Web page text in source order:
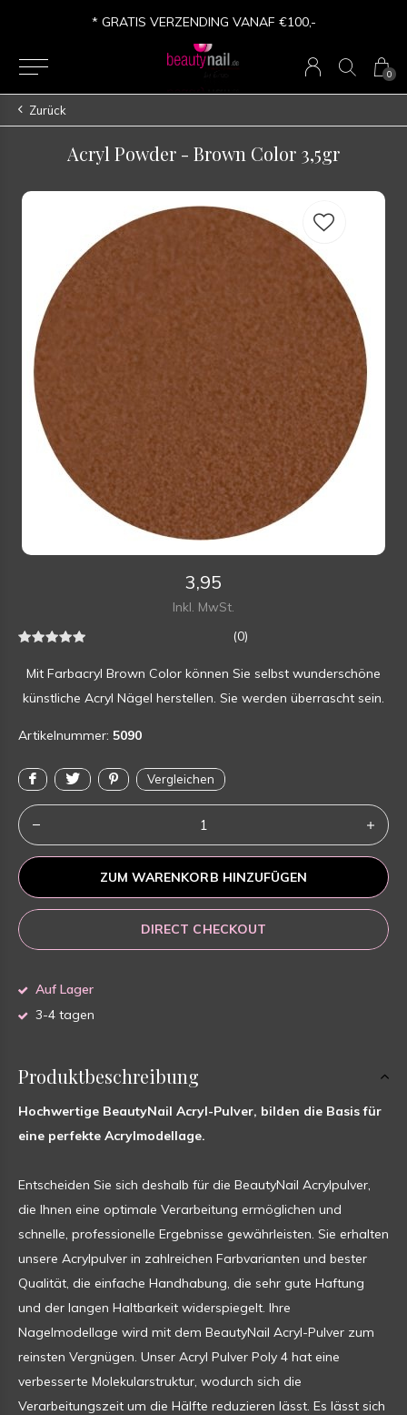
0
* GRATIS VERZENDING VANAF €100,-
Zurück
Acryl Powder - Brown Color 3,5gr
3,95
Inkl. MwSt.
(0)
Mit Farbacryl Brown Color können Sie selbst wunderschöne
künstliche Acryl Nägel herstellen. Sie werden überrascht sein.
Artikelnummer: 5090
Vergleichen
ZUM WARENKORB HINZUFÜGEN
DIRECT CHECKOUT
Auf Lager
3-4 tagen
Produktbeschreibung
Hochwertige BeautyNail Acryl-Pulver, bilden die Basis für
eine perfekte Acrylmodellage.
Entscheiden Sie sich deshalb für die BeautyNail Acrylpulver,
die Ihnen eine optimale Verarbeitung ermöglichen und
schnelle, professionelle Ergebnisse gewährleisten. Sie erhalten
unsere Acrylpulver in zahlreichen Farbvarianten und bester
Qualität, die einfache Handhabung, die sehr gute Haftung
und der langen Haltbarkeit widerspiegelt. Ihre
Nagelmodellage wird mit dem BeautyNail Acryl-Pulver zum
reinsten Vergnügen. Unser Acryl Pulver Poly 4 hat eine
verbesserte Molekularstruktur, wodurch sich die
Verarbeitungszeit um die Hälfte reduzieren lässt. Es lässt sich